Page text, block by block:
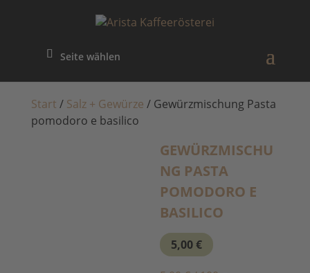
Seite wählen
Start / Salz + Gewürze / Gewürzmischung Pasta
pomodoro e basilico
GEWÜRZMISCHU
NG PASTA
POMODORO E
BASILICO
5,00€